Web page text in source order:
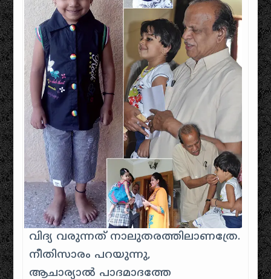
വിദ്യ വരുന്നത് നാലുതരത്തിലാണത്രേ.
നീതിസാരം പറയുന്നു,
ആചാര്യാൽ പാദമാദത്തേ